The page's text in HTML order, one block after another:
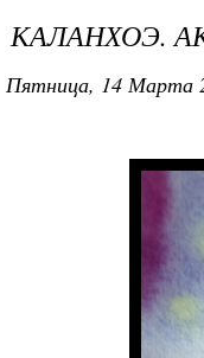
КАЛАНХОЭ.
Пятница, 14 Марта